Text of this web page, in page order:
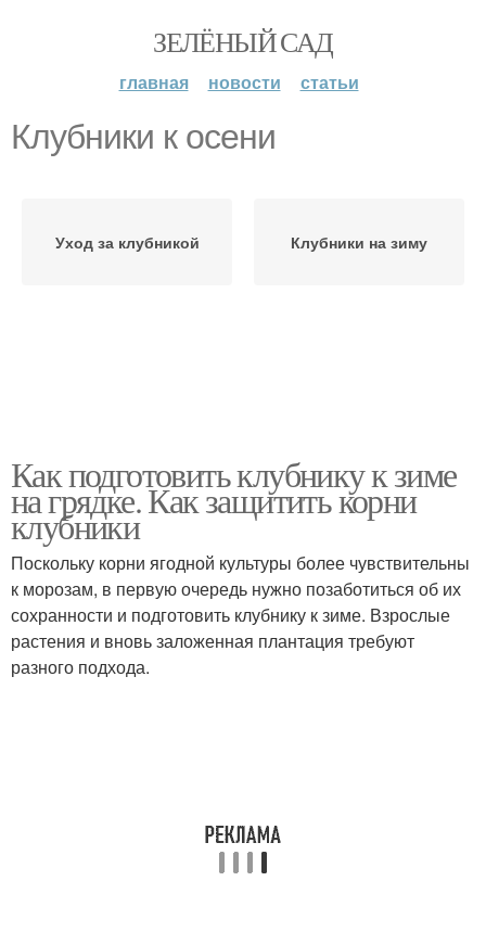
ЗЕЛЁНЫЙ САД
главная новости статьи
Клубники к осени
Уход за клубникой Клубники на зиму
Как подготовить клубнику к зиме
на грядке. Как защитить корни
клубники
Поскольку корни ягодной культуры более чувствительны
к морозам, в первую очередь нужно позаботиться об их
сохранности и подготовить клубнику к зиме. Взрослые
растения и вновь заложенная плантация требуют
разного подхода.